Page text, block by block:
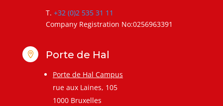
T. +32 (0)2 535 31 11
Company Registration No:0256963391
 Porte de Hal
Porte de Hal Campus
rue aux Laines, 105
1000 Bruxelles